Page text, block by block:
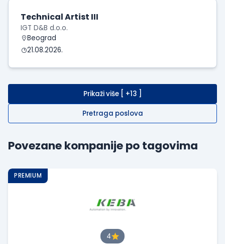
Technical Artist III
IGT D&B d.o.o.
Beograd
21.08.2026.
Prikaži više [ +13 ]
Pretraga poslova
Povezane kompanije po tagovima
4
PREMIUM